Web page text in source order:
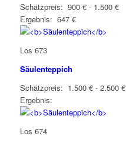
Schätzpreis: 900 € - 1.500 €
Ergebnis: 647 €
Los 673
Säulenteppich
Schätzpreis: 1.500 € - 2.500 €
Ergebnis:
Los 674